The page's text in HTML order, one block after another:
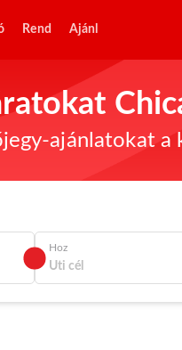
Rend Ajánl
ajánlatokat
Hoz